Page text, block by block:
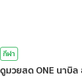
กีฬา
ดูมวยสด ONE นาบิ